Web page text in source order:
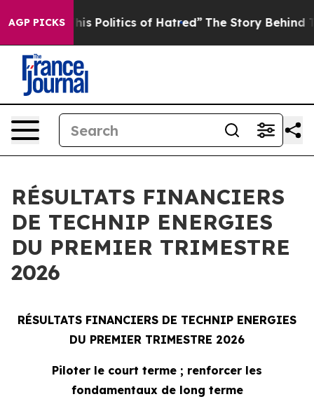
AGP PICKS
Politics of Hatred” The Story Behind Trump’s
RÉSULTATS FINANCIERS
DE TECHNIP ENERGIES
DU PREMIER TRIMESTRE
2026
RÉSULTATS FINANCIERS DE TECHNIP ENERGIES
DU PREMIER TRIMESTRE 2026
Piloter le court terme ; renforcer les
fondamentaux de long terme